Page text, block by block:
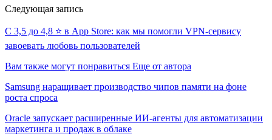
Следующая запись
С 3,5 до 4,8 ⭐️ в App Store: как мы помогли VPN-сервису
завоевать любовь пользователей
Вам также могут понравиться Еще от автора
Samsung наращивает производство чипов памяти на фоне
роста спроса
Oracle запускает расширенные ИИ‑агенты для автоматизации
маркетинга и продаж в облаке